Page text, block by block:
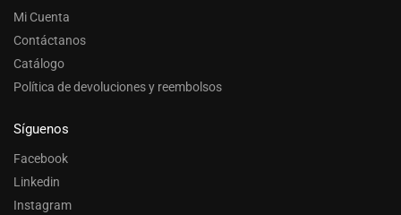
Mi Cuenta
Contáctanos
Catálogo
Política de devoluciones y reembolsos
Síguenos
Facebook
Linkedin
Instagram